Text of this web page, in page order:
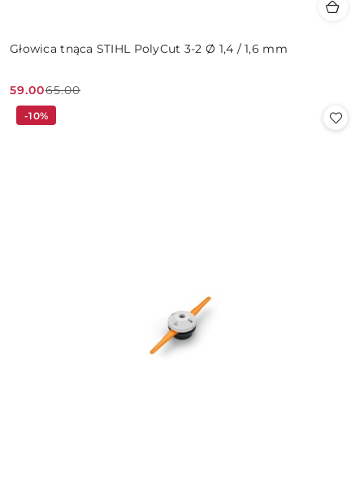
Głowica tnąca STIHL PolyCut 3-2 Ø 1,4 / 1,6 mm
Cena
promocyjna:
59.00
Cena
przed
65.00
-10%